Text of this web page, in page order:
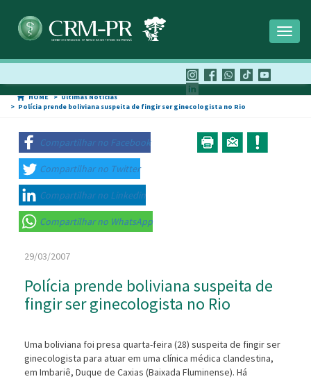
HOME
Últimas Notícias
Polícia prende boliviana suspeita de fingir ser ginecologista no Rio
Compartilhar no Facebook
Compartilhar no Twitter
Compartilhar no Linkedin
Compartilhar no WhatsApp
29/03/2007
Polícia prende boliviana suspeita de
fingir ser ginecologista no Rio
Uma boliviana foi presa quarta-feira (28) suspeita de fingir ser
ginecologista para atuar em uma clínica médica clandestina,
em Imbariê, Duque de Caxias (Baixada Fluminense). H